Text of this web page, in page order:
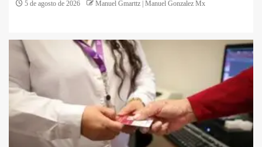
5 de agosto de 2026 Manuel Gmarttz | Manuel Gonzalez Mx